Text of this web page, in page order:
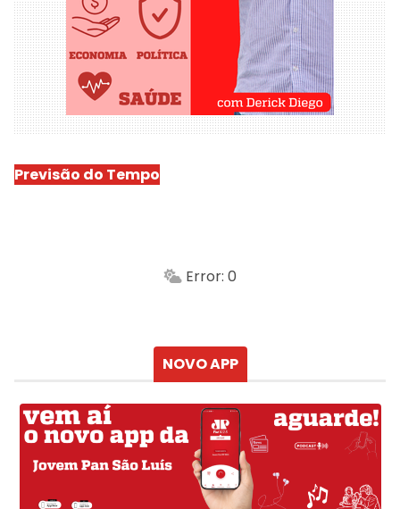
Previsão do Tempo
Min.
Error: 0
NOVO APP